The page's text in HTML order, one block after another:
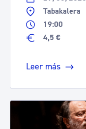
Tabakalera
19:00
4,5 €
Leer más